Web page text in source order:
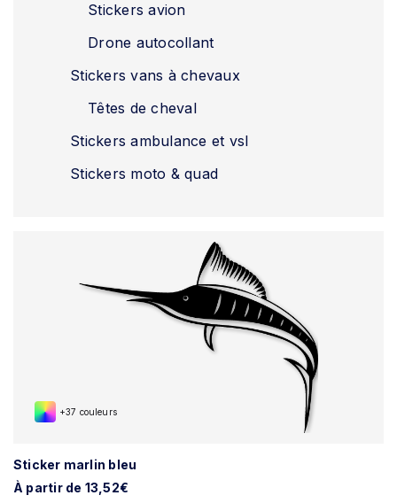
Stickers avion
Drone autocollant
Stickers vans à chevaux
Têtes de cheval
Stickers ambulance et vsl
Stickers moto & quad
+37 couleurs
Sticker marlin bleu
À partir de 13,52€